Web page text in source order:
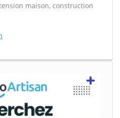
maison, construction